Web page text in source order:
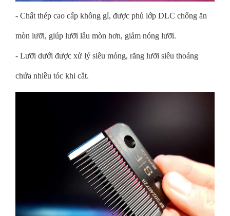
- Chất thép cao cấp không gỉ, được phủ lớp DLC chống ăn
mòn lưỡi, giúp lưỡi lâu mòn hơn, giảm nóng lưỡi.
- Lưỡi dưới được xử lý siêu mỏng, răng lưỡi siêu thoáng
chứa nhiều tóc khi cắt.